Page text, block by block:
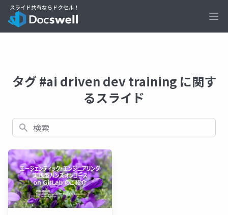
タグ #ai driven dev training に関す
るスライド
検索